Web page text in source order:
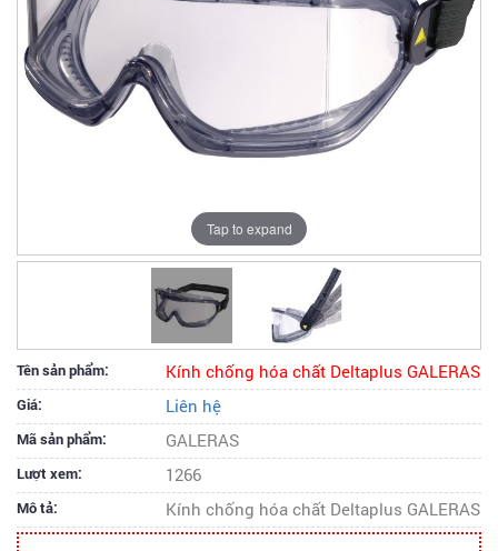
Tap to expand
Tên sản phẩm: Kính chống hóa chất Deltaplus GALERAS
Giá: Liên hệ
Mã sản phẩm: GALERAS
Lượt xem: 1266
Mô tả: Kính chống hóa chất Deltaplus GALERAS